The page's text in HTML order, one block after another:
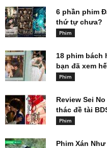
6 phần phim
thứ tự chưa?
Phim
18 phim bách
bạn đã xem
Phim
Review Sei
thác đề tài
Phim
Phim Xán